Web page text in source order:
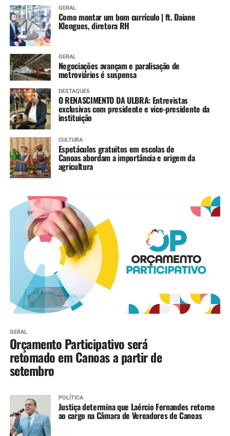
GERAL
Como montar um bom currículo | ft. Daiane
Klengues, diretora RH
GERAL
Negociações avançam e paralisação de
metroviários é suspensa
DESTAQUES
O RENASCIMENTO DA ULBRA: Entrevistas
exclusivas com presidente e vice-presidente da
instituição
CULTURA
Espetáculos gratuitos em escolas de
Canoas abordam a importância e origem da
agricultura
GERAL
Orçamento Participativo será
retomado em Canoas a partir de
setembro
POLÍTICA
Justiça determina que Laércio Fernandes retorne
ao cargo na Câmara de Vereadores de Canoas